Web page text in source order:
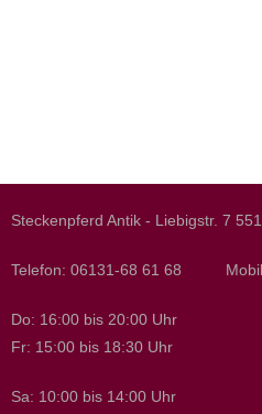
Steckenpferd Antik - Liebigstr. 7
Telefon: 06131-68 61 68 Mobil:
Do: 16:00 bis 20:00 Uhr
Fr: 15:00 bis 18:30 Uhr
Sa: 10:00 bis 14:00 Uhr